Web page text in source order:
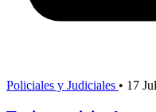
Policiales y Judiciales • 17